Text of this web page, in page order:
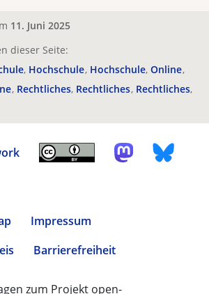
11. Juni 2025
dieser Seite:
Hochschule Hochschule Online
Rechtliches Rechtliches Rechtliches
Impressum
Barrierefreiheit
zum Projekt open-